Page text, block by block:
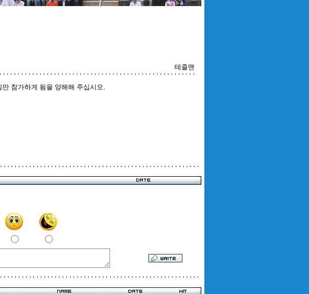
테즐맨
참가하게 됨을 양해해 주십시오.